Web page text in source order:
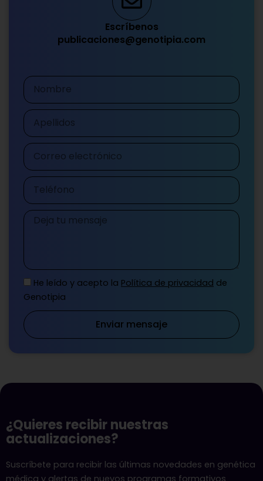
Escríbenos
publicaciones@genotipia.com
Nombre
Apellidos
Correo
electrónico
Teléfono
Mensaje
He leído y acepto la Política de privacidad de
Genotipia
Enviar mensaje
¿Quieres recibir nuestras
actualizaciones?
Suscríbete para recibir las últimas novedades en genética
médica y alertas de nuevos programas formativos